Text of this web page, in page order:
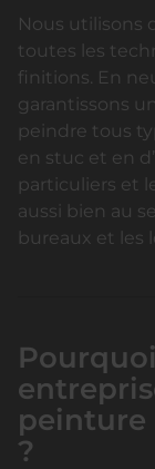
Nous utilisons
toutes les
finitions. En
garantissons
peindre tous
en stuc et en
particuliers et
aussi bien au
bureaux et les
peinture
?